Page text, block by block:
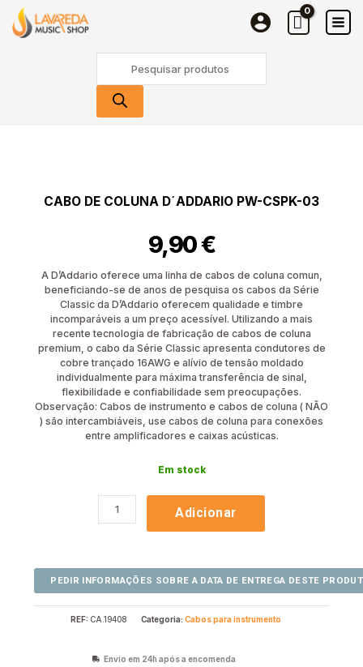
content
search
CABO DE COLUNA D´ADDARIO PW-CSPK-03
9,90€
A D’Addario oferece uma linha de cabos de coluna comun,
beneficiando-se de anos de pesquisa os cabos da Série
Classic da D’Addario oferecem qualidade e timbre
incomparáveis ​​a um preço acessível. Utilizando a mais
recente tecnologia de fabricação de cabos de coluna
premium, o cabo da Série Classic apresenta condutores de
cobre trançado 16AWG e alívio de tensão moldado
individualmente para máxima transferência de sinal,
flexibilidade e confiabilidade sem preocupações.
Observação: Cabos de instrumento e cabos de coluna ( NÃO
) são intercambiáveis, use cabos de coluna para conexões
entre amplificadores e caixas acústicas.
Em stock
de
Coluna
CSPK-
03
Adicionar
REF: CA.19408 Categoria: Cabos para instrumento
Envio em 24h após a encomenda
PW-